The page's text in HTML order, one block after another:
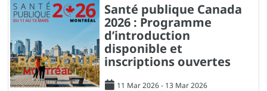
Santé publique Canada
2026 : Programme
d’introduction
disponible et
inscriptions ouvertes
11 Mar 2026 - 13 Mar 2026